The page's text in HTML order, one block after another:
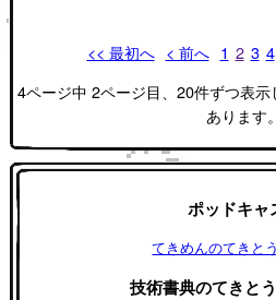
<< 最初へ < 前へ 1 2 3 4
4ページ中 2ページ目、20件ずつ表
あります。
ポッドキャ
てきめんのてきと
技術書典のてきと